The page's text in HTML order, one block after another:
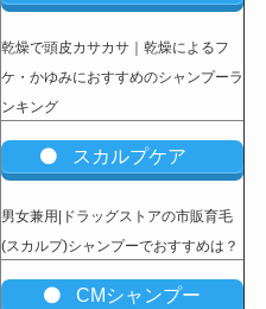
乾燥で頭皮カサカサ｜乾燥によるフ
ケ・かゆみにおすすめのシャンプーラ
ンキング
スカルプケア
男女兼用|ドラッグストアの市販育毛
(スカルプ)シャンプーでおすすめは？
CMシャンプー